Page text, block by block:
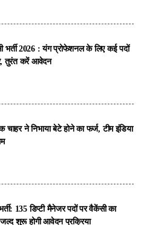
भर्ती 2026 : यंग प्रोफेशनल के लिए कई पदों
तुरंत करें आवेदन
चाहर ने निभाया बेटे होने का फर्ज, टीम इंडिया
135 डिप्टी मैनेजर पदों पर वैकेंसी का
शुरू होगी आवेदन प्रक्रिया